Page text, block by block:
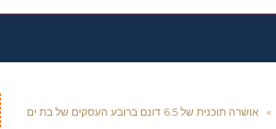
» אושרה תוכנית של 6.5 דונם ברובע העסקים של בת ים